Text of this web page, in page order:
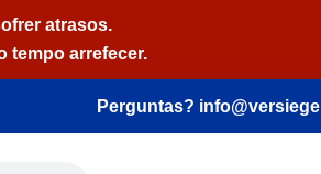
atrasos.
tempo arrefecer.
Perguntas?